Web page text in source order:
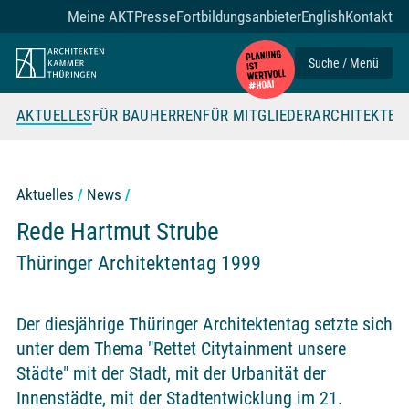
Zum Seiteninhalt
Suche / Menü
AKTUELLESFÜR BAUHERRENFÜR MITGLIEDER
Meine AKTPresseFortbildungsanbieterEnglishKontakt
Aktuelles News
Rede Hartmut Strube
Thüringer Architektentag 1999
Der diesjährige Thüringer Architektentag setzte sich
unter dem Thema "Rettet Citytainment unsere
Städte" mit der Stadt, mit der Urbanität der
Innenstädte, mit der Stadtentwicklung im 21.